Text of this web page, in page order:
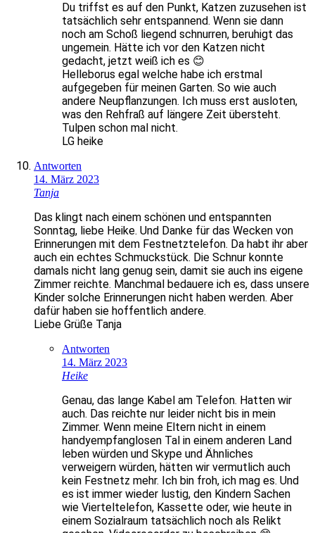
Du triffst es auf den Punkt, Katzen zuzusehen ist
tatsächlich sehr entspannend. Wenn sie dann
noch am Schoß liegend schnurren, beruhigt das
ungemein. Hätte ich vor den Katzen nicht
gedacht, jetzt weiß ich es 😊
Helleborus egal welche habe ich erstmal
aufgegeben für meinen Garten. So wie auch
andere Neupflanzungen. Ich muss erst ausloten,
was den Rehfraß auf längere Zeit übersteht.
Tulpen schon mal nicht.
LG heike
Antworten
14. März 2023
Tanja
Das klingt nach einem schönen und entspannten
Sonntag, liebe Heike. Und Danke für das Wecken von
Erinnerungen mit dem Festnetztelefon. Da habt ihr aber
auch ein echtes Schmuckstück. Die Schnur konnte
damals nicht lang genug sein, damit sie auch ins eigene
Zimmer reichte. Manchmal bedauere ich es, dass unsere
Kinder solche Erinnerungen nicht haben werden. Aber
dafür haben sie hoffentlich andere.
Liebe Grüße Tanja
Antworten
14. März 2023
Heike
Genau, das lange Kabel am Telefon. Hatten wir
auch. Das reichte nur leider nicht bis in mein
Zimmer. Wenn meine Eltern nicht in einem
handyempfanglosen Tal in einem anderen Land
leben würden und Skype und Ähnliches
verweigern würden, hätten wir vermutlich auch
kein Festnetz mehr. Ich bin froh, ich mag es. Und
es ist immer wieder lustig, den Kindern Sachen
wie Vierteltelefon, Kassette oder, wie heute in
einem Sozialraum tatsächlich noch als Relikt